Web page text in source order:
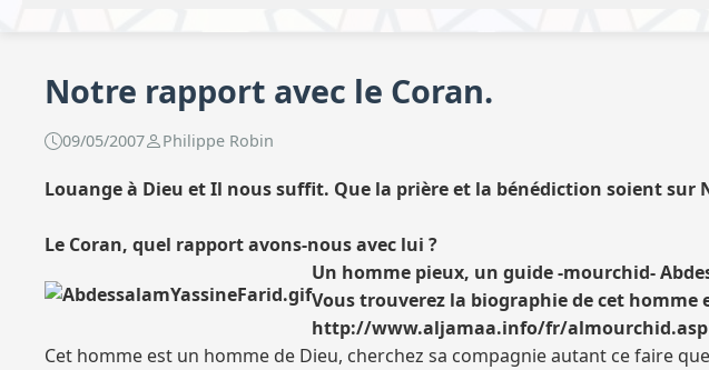
Notre rapport avec le Coran.
09/05/2007 Philippe Robin
Louange à Dieu et Il nous suffit. Que la prière et la bénédiction soient sur
Le Coran, quel rapport avons-nous avec lui ?
Un homme pieux, un guide -mourchid-
Vous trouverez la biographie de cet
http://www.aljamaa.info/fr/almourchid.asp
Cet homme est un homme de Dieu, cherchez sa compagnie autant ce faire